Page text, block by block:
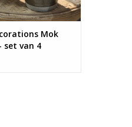
Mok
set van 4